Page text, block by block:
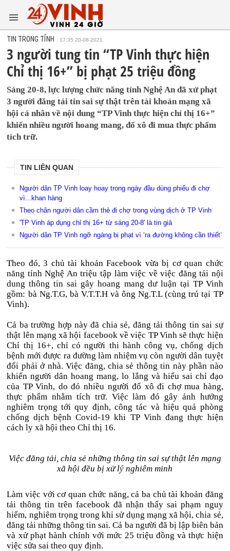
TIN TRONG TỈNH 17:35 20-08-2021
3 người tung tin “TP Vinh thực hiện
Chỉ thị 16+” bị phạt 25 triệu đồng
Sáng 20-8, lực lượng chức năng tỉnh Nghệ An đã xử phạt
3 người đăng tải tin sai sự thật trên tài khoản mạng xã
hội cá nhân về nội dung “TP Vinh thực hiện chỉ thị 16+”
khiến nhiều người hoang mang, đổ xô đi mua thực phẩm
tích trữ.
TIN LIÊN QUAN
Người dân TP Vinh loay hoay trong ngày đầu dùng phiếu đi chợ
vì...khan hàng
Theo chân người dân cầm thẻ đi chợ trong vùng dịch ở TP Vinh
'TP Vinh áp dụng chỉ thị 16+ từ sáng 20-8' là tin giả
Người dân TP Vinh ngỡ ngàng bị phạt vì ‘ra đường không cần thiết’
Theo đó, 3 chủ tài khoản Facebook vừa bị cơ quan chức
năng tỉnh Nghệ An triệu tập làm việc về việc đăng tải nội
dung thông tin sai gây hoang mang dư luận tại TP Vinh
gồm: bà Ng.T.G, bà V.T.T.H và ông Ng.T.L (cùng trú tại TP
Vinh).
Cả ba trường hợp này đã chia sẻ, đăng tải thông tin sai sự
thật lên mạng xã hội facebook về việc TP Vinh sẽ thực hiện
Chỉ thị 16+, chỉ có người thi hành công vụ, chống dịch
bệnh mới được ra đường làm nhiệm vụ còn người dân tuyệt
đối phải ở nhà. Việc đăng, chia sẻ thông tin này phần nào
khiến người dân hoang mang, lo lắng và hiểu sai chỉ đạo
của TP Vinh, do đó nhiều người đổ xô đi chợ mua hàng,
thực phẩm nhằm tích trữ. Việc làm đó gây ảnh hưởng
nghiêm trọng tới quy định, công tác và hiệu quả phòng
chống dịch bệnh Covid-19 khi TP Vinh đang thực hiện
cách ly xã hội theo Chỉ thị 16.
Việc đăng tải, chia sẻ những thông tin sai sự thật lên mạng
xã hội đều bị xử lý nghiêm minh
Làm việc với cơ quan chức năng, cả ba chủ tài khoản đăng
tải thông tin trên facebook đã nhận thấy sai phạm nguy
hiểm, nghiêm trọng trong khi sử dụng mạng xã hội, chia sẻ,
đăng tải những thông tin sai. Cả ba người đã bị lập biên bản
và xử phạt hành chính với mức 25 triệu đồng và thực hiện
việc sửa sai theo quy định.